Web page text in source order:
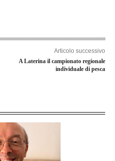
Articolo successivo
A Laterina il campionato regionale
individuale di pesca